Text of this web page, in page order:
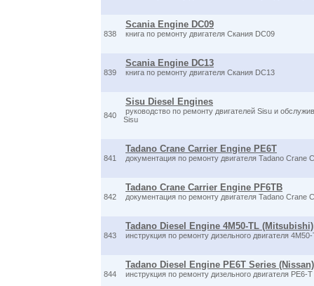
838
Scania Engine DC09
книга по ремонту двигателя Скания DC09
839
Scania Engine DC13
книга по ремонту двигателя Скания DC13
840
Sisu Diesel Engines
руководство по ремонту двигателей Sisu и
Sisu
841
Tadano Crane Carrier Engine PE6T
документация по ремонту двигателя Tadano Crane
842
Tadano Crane Carrier Engine PF6TB
документация по ремонту двигателя Tadano Crane
843
Tadano Diesel Engine 4M50-TL (Mitsubishi)
инструкция по ремонту дизельного двигателя
844
Tadano Diesel Engine PE6T Series (Nissan)
инструкция по ремонту дизельного двигателя PE6-T